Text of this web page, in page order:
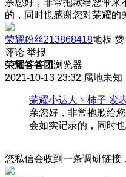
的，同时也感谢您对荣耀的
荣耀粉丝213868418地板 赞
评论 举报
荣耀答答团浏览器
2021-10-13 23:32 属地未知
荣耀小达人丶柿子 发
亲您好，非常抱歉给
会如实记录的，同时
您私信会收到一条调研链接